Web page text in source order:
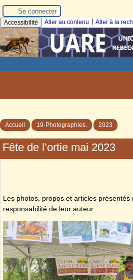
Se connecter
Accessibilité Aller au contenu Aller à la
Accueil 19-Photographies. 2023
Fête de l’ortie mai 2023
Les photos, propos et articles présentés
responsabilité de leur auteur.